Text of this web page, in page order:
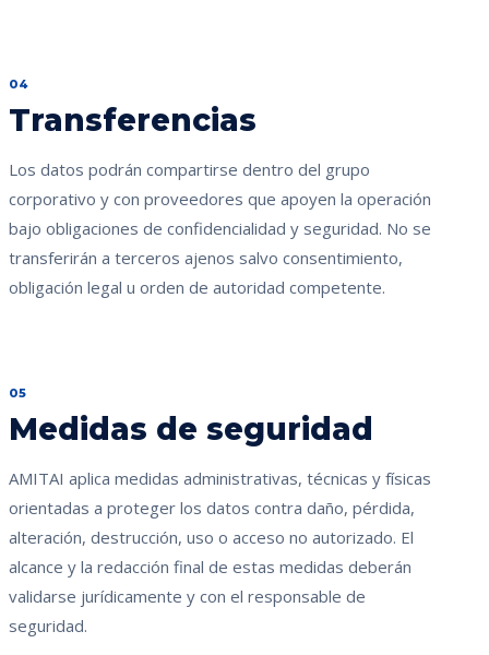
04
Transferencias
Los datos podrán compartirse dentro del grupo
corporativo y con proveedores que apoyen la operación
bajo obligaciones de confidencialidad y seguridad. No se
transferirán a terceros ajenos salvo consentimiento,
obligación legal u orden de autoridad competente.
05
Medidas de seguridad
AMITAI aplica medidas administrativas, técnicas y físicas
orientadas a proteger los datos contra daño, pérdida,
alteración, destrucción, uso o acceso no autorizado. El
alcance y la redacción final de estas medidas deberán
validarse jurídicamente y con el responsable de
seguridad.